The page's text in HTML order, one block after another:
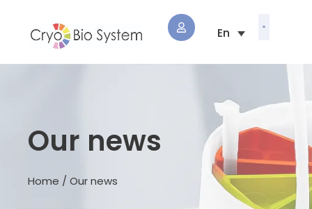
Our news
Home / Our news